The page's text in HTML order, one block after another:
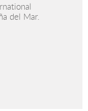
del Mar.